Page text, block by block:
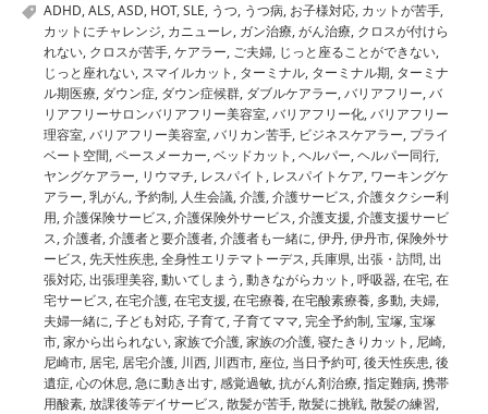
ADHD,ALS,ASD, HOT,SLE, うつ, うつ病, お子様対応, カットが苦手,
カットにチャレンジ, カニューレ, ガン治療,がん治療, クロスが付けら
れない, クロスが苦手,ケアラー, ご夫婦, じっと座ることができない,
じっと座れない, スマイルカット, ターミナル, ターミナル期, ターミナ
ル期医療, ダウン症, ダウン症候群, ダブルケアラー,バリアフリー,バ
リアフリーサロンバリアフリー美容室,バリアフリー化,バリアフリー
理容室,バリアフリー美容室,バリカン苦手, ビジネスケアラー, プライ
ベート空間,ペースメーカー,ベッドカット,ヘルパー,ヘルパー同行,
ヤングケアラー, リウマチ, レスパイト, レスパイトケア, ワーキングケ
アラー,乳がん,予約制,人生会議,介護,介護サービス,介護タクシー利
用,介護保険サービス,介護保険外サービス,介護支援,介護支援サービ
ス,介護者,介護者と要介護者,介護者も一緒に,伊丹,伊丹市,保険外サ
ービス,先天性疾患,全身性エリテマトーデス,兵庫県,出張・訪問,出
張対応,出張理美容,動いてしまう,動きながらカット,呼吸器,在宅,在
宅サービス,在宅介護,在宅支援,在宅療養,在宅酸素療養, 多動,夫婦,
夫婦一緒に,子ども対応,子育て,子育てママ,完全予約制,宝塚,宝塚
市,家から出られない,家族で介護,家族の介護,寝たきりカット,尼崎,
尼崎市,居宅,居宅介護,川西,川西市,座位, 当日予約可,後天性疾患,後
遺症,心の休息,急に動き出す,感覚過敏,抗がん剤治療,指定難病,携帯
用酸素,放課後等デイサービス,散髪が苦手,散髪に挑戦,散髪の練習,